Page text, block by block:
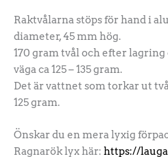
Raktvålarna stöps för hand i
diameter, 45 mm hög.
170 gram tvål och efter
väga ca 125 – 135 gram.
Det är vattnet som torkar ut
125 gram.
Önskar du en mera lyxig
Ragnarök lyx här: https://